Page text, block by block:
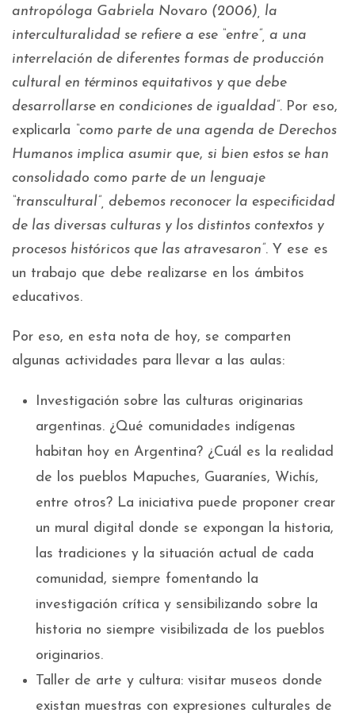
antropóloga Gabriela Novaro (2006), la
interculturalidad se refiere a ese “entre”, a una
interrelación de diferentes formas de producción
cultural en términos equitativos y que debe
desarrollarse en condiciones de igualdad”. Por eso,
explicarla “como parte de una agenda de Derechos
Humanos implica asumir que, si bien estos se han
consolidado como parte de un lenguaje
“transcultural”, debemos reconocer la especificidad
de las diversas culturas y los distintos contextos y
procesos históricos que las atravesaron”. Y ese es
un trabajo que debe realizarse en los ámbitos
educativos.
Por eso, en esta nota de hoy, se comparten
algunas actividades para llevar a las aulas:
Investigación sobre las culturas originarias
argentinas. ¿Qué comunidades indígenas
habitan hoy en Argentina? ¿Cuál es la realidad
de los pueblos Mapuches, Guaraníes, Wichís,
entre otros? La iniciativa puede proponer crear
un mural digital donde se expongan la historia,
las tradiciones y la situación actual de cada
comunidad, siempre fomentando la
investigación crítica y sensibilizando sobre la
historia no siempre visibilizada de los pueblos
originarios.
Taller de arte y cultura: visitar museos donde
existan muestras con expresiones culturales de